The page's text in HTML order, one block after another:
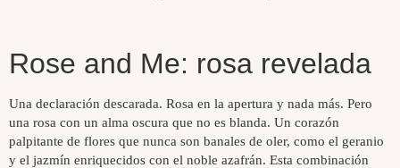
Rose and Me: rosa revelada
Una declaración descarada. Rosa en la apertura y nada más. Pero
una rosa con un alma oscura que no es blanda. Un corazón
palpitante de flores que nunca son banales de oler, como el geranio
y el jazmín enriquecidos con el noble azafrán. Esta combinación